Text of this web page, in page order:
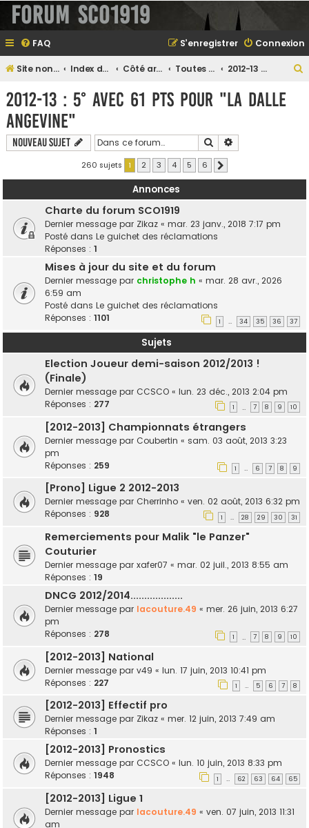
Forum SCO1919
FAQ Connexion
S’enregistrer
Site non officiel sur le SCO d'Angers Index du forum Côté archives... Toutes les saisons passées 2012-13 : 5° avec 61 pts pour "la dalle angevine"
2012-13 : 5° avec 61 pts pour "la dalle
angevine"
Nouveau sujet Rechercher
260 sujets 1 2 3 4 5 6
Annonces
Charte du forum SCO1919
Dernier message par Zikaz « mar. 23 janv., 2018 7:17 pm
Posté dans Le guichet des réclamations
Réponses : 1
Mises à jour du site et du forum
Dernier message par christophe h « mar. 28 avr., 2026
6:59 am
Posté dans Le guichet des réclamations
Réponses : 1101 1 … 34 35 36 37
Sujets
Election Joueur demi-saison 2012/2013 !
(Finale)
Dernier message par CCSCO « lun. 23 déc., 2013 2:04 pm
Réponses : 277 1 … 7 8 9 10
[2012-2013] Championnats étrangers
Dernier message par Coubertin « sam. 03 août, 2013 3:23
pm
Réponses : 259 1 … 6 7 8 9
[Prono] Ligue 2 2012-2013
Dernier message par Cherrinho « ven. 02 août, 2013 6:32 pm
Réponses : 928 1 … 28 29 30 31
Remerciements pour Malik "le Panzer"
Couturier
Dernier message par xafer07 « mar. 02 juil., 2013 8:55 am
Réponses : 19
DNCG 2012/2014...................
Dernier message par lacouture.49 « mer. 26 juin, 2013 6:27
pm
Réponses : 278 1 … 7 8 9 10
[2012-2013] National
Dernier message par v49 « lun. 17 juin, 2013 10:41 pm
Réponses : 227 1 … 5 6 7 8
[2012-2013] Effectif pro
Dernier message par Zikaz « mer. 12 juin, 2013 7:49 am
Réponses : 1
[2012-2013] Pronostics
Dernier message par CCSCO « lun. 10 juin, 2013 8:33 pm
Réponses : 1948 1 … 62 63 64 65
[2012-2013] Ligue 1
Dernier message par lacouture.49 « ven. 07 juin, 2013 11:31
am